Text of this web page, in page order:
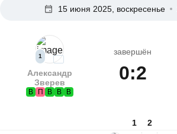
15 июня 2025, воскресенье
1
Александр
Зверев
В П В В В
завершён
0:2
1
2